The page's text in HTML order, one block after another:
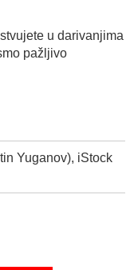
u darivanjima
pažljivo
Yuganov), iStock